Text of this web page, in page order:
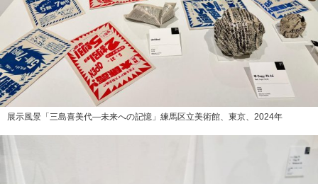
展示風景「三島喜美代―未来への記憶」練馬区立美術館、東京、2024年